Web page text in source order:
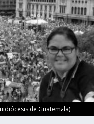
de Guatemala)